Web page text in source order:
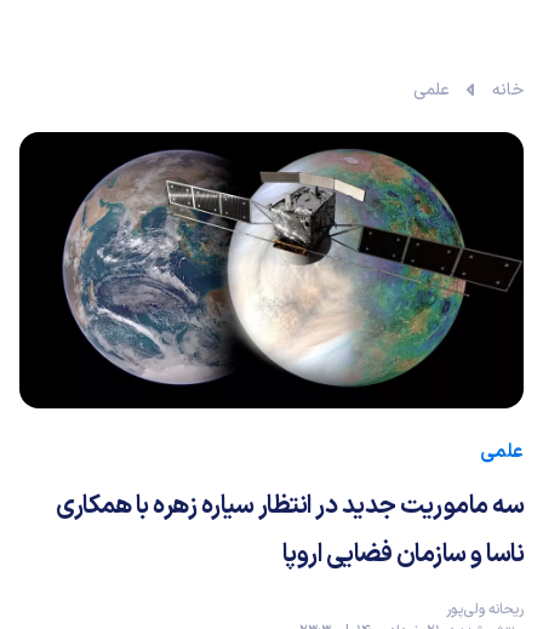
خانه علمی
علمی
سه ماموریت جدید در انتظار سیاره زهره با همکاری
ناسا و سازمان فضایی اروپا
ریحانه ولی‌پور